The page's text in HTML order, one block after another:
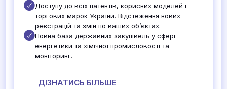
Доступу до всіх патентів, корисних моделей і
торгових марок України. Відстеження нових
реєстрацій та змін по ваших об’єктах.
Повна база державних закупівель у сфері
енергетики та хімічної промисловості та
моніторинг.
ДІЗНАТИСЬ БІЛЬШЕ